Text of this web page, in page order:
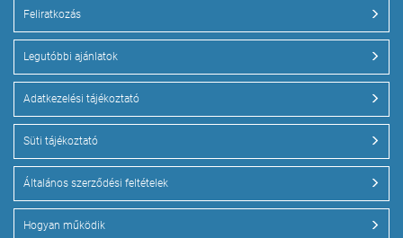
Feliratkozás
Legutóbbi ajánlatok
Adatkezelési tájékoztató
Süti tájékoztató
Általános szerződési feltételek
Hogyan működik